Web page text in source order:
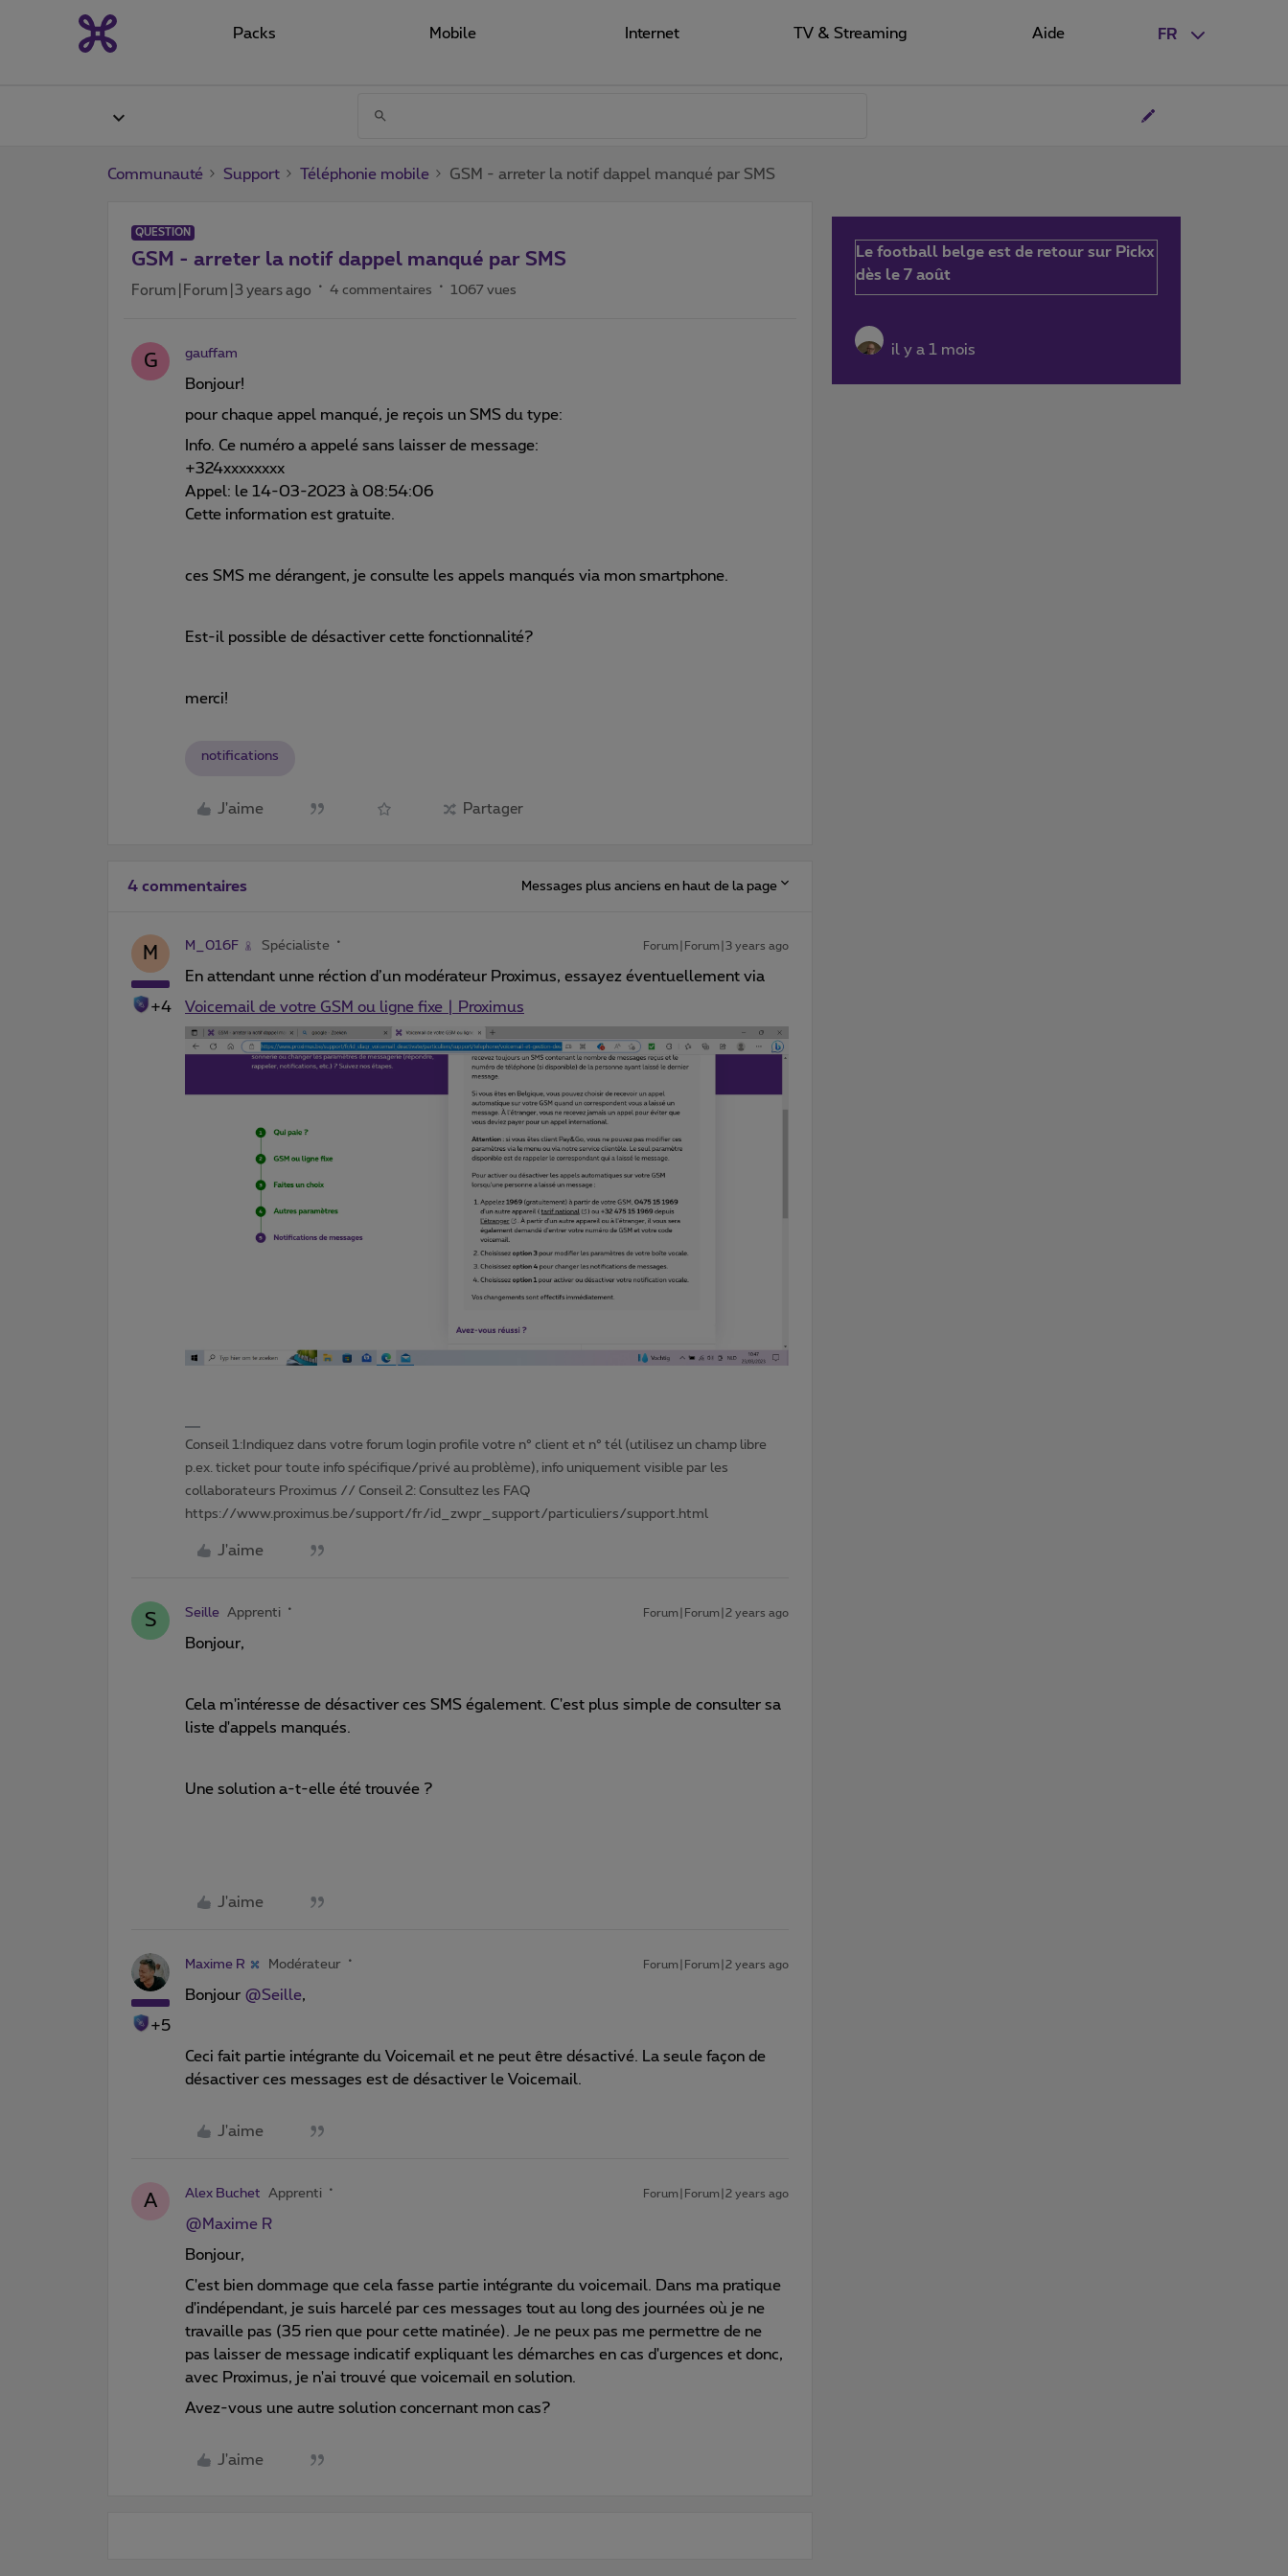
FR
Packs Mobile Internet TV & Streaming Aide
Communauté Support Téléphonie mobile GSM - arreter la notif dappel manqué par SMS
QUESTION
GSM - arreter la notif dappel manqué par SMS
Forum|Forum|3 years ago 4 commentaires 1067 vues
G gauffam
Bonjour!
pour chaque appel manqué, je reçois un SMS du type:
Info. Ce numéro a appelé sans laisser de message:
+324xxxxxxxx
Appel: le 14-03-2023 à 08:54:06
Cette information est gratuite.
ces SMS me dérangent, je consulte les appels manqués via mon smartphone.
Est-il possible de désactiver cette fonctionnalité?
merci!
notifications
J'aime Partager
4 commentaires Messages plus anciens en haut de la page
M
+4
M_016F Spécialiste Forum|Forum|3 years ago
En attendant unne réction d’un modérateur Proximus, essayez éventuellement via
Voicemail de votre GSM ou ligne fixe | Proximus
Conseil 1:Indiquez dans votre forum login profile votre n° client et n° tél (utilisez un champ libre
p.ex. ticket pour toute info spécifique/privé au problème), info uniquement visible par les
collaborateurs Proximus // Conseil 2: Consultez les FAQ
https://www.proximus.be/support/fr/id_zwpr_support/particuliers/support.html
J'aime
S Seille Apprenti Forum|Forum|2 years ago
Bonjour,
Cela m'intéresse de désactiver ces SMS également. C'est plus simple de consulter sa
liste d'appels manqués.
Une solution a-t-elle été trouvée ?
J'aime
+5
Maxime R Modérateur Forum|Forum|2 years ago
Bonjour @Seille,
Ceci fait partie intégrante du Voicemail et ne peut être désactivé. La seule façon de
désactiver ces messages est de désactiver le Voicemail.
J'aime
A Alex Buchet Apprenti Forum|Forum|2 years ago
@Maxime R
Bonjour,
C'est bien dommage que cela fasse partie intégrante du voicemail. Dans ma pratique
d'indépendant, je suis harcelé par ces messages tout au long des journées où je ne
travaille pas (35 rien que pour cette matinée). Je ne peux pas me permettre de ne
pas laisser de message indicatif expliquant les démarches en cas d'urgences et donc,
avec Proximus, je n'ai trouvé que voicemail en solution.
Avez-vous une autre solution concernant mon cas?
J'aime
Le football belge est de retour sur Pickx
dès le 7 août
il y a 1 mois